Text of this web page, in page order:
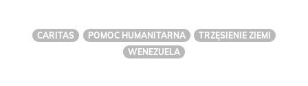
CARITAS POMOC HUMANITARNA
TRZĘSIENIE ZIEMI
WENEZUELA